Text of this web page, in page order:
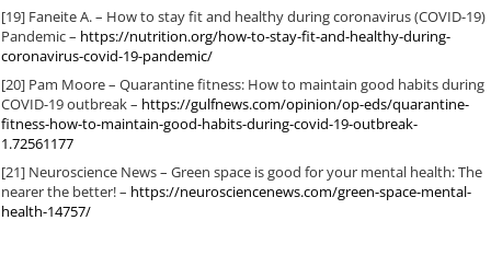
[19] Faneite A. – How to stay fit and healthy during coronavirus (COVID-19)
Pandemic – https://nutrition.org/how-to-stay-fit-and-healthy-during-
coronavirus-covid-19-pandemic/
[20] Pam Moore – Quarantine fitness: How to maintain good habits during
COVID-19 outbreak – https://gulfnews.com/opinion/op-eds/quarantine-
fitness-how-to-maintain-good-habits-during-covid-19-outbreak-
1.72561177
[21] Neuroscience News – Green space is good for your mental health: The
nearer the better! – https://neurosciencenews.com/green-space-mental-
health-14757/